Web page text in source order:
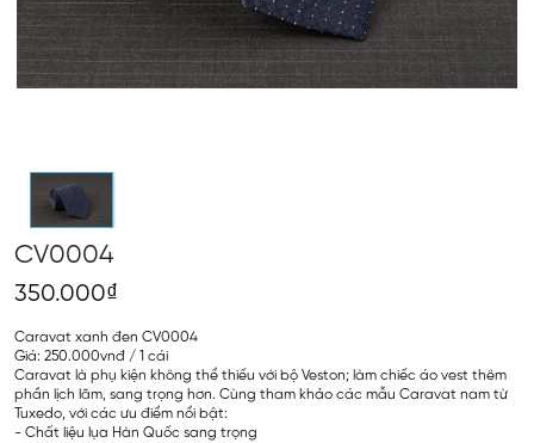
CV0004
350.000₫
Caravat xanh đen CV0004
Giá: 250.000vnđ / 1 cái
Caravat là phụ kiện không thể thiếu với bộ Veston; làm chiếc áo vest thêm
phần lịch lãm, sang trọng hơn. Cùng tham khảo các mẫu Caravat nam từ
Tuxedo, với các ưu điểm nổi bật:
- Chất liệu lụa Hàn Quốc sang trọng